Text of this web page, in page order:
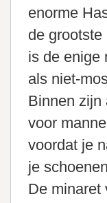
enorme
de
is de enige
als niet-
Binnen zijn
voor
voordat je
je
De minaret